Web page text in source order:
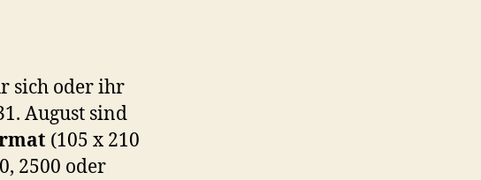
sich oder ihr
August sind
(105 x 210
2500 oder